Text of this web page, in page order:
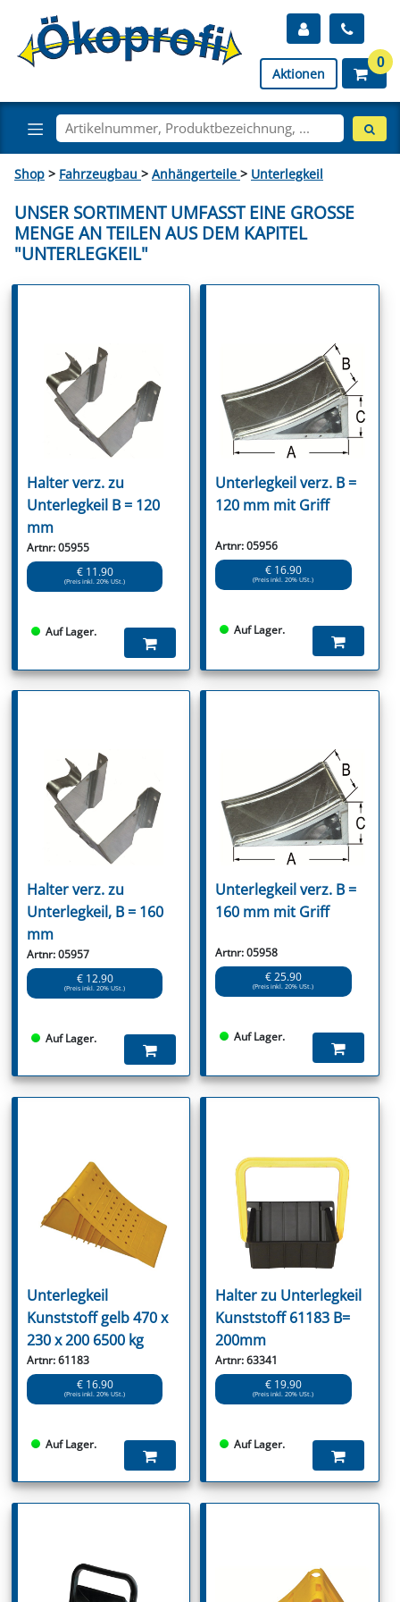
Aktionen
0
Shop > Fahrzeugbau > Anhängerteile > Unterlegkeil
UNSER SORTIMENT UMFASST EINE GROSSE M
ENGE AN TEILEN AUS DEM KAPITEL "
UNTERLEGKEIL"
Halter verz. zu
Unterlegkeil B = 120
mm
Artnr: 05955
€ 11.90
(Preis inkl. 20% USt.)
Auf Lager.
Unterlegkeil verz. B =
120 mm mit Griff
Artnr: 05956
€ 16.90
(Preis inkl. 20% USt.)
Auf Lager.
Halter verz. zu
Unterlegkeil, B = 160
mm
Artnr: 05957
€ 12.90
(Preis inkl. 20% USt.)
Auf Lager.
Unterlegkeil verz. B =
160 mm mit Griff
Artnr: 05958
€ 25.90
(Preis inkl. 20% USt.)
Auf Lager.
Unterlegkeil
Kunststoff gelb 470 x
230 x 200 6500 kg
Artnr: 61183
€ 16.90
(Preis inkl. 20% USt.)
Auf Lager.
Halter zu Unterlegkeil
Kunststoff 61183 B=
200mm
Artnr: 63341
€ 19.90
(Preis inkl. 20% USt.)
Auf Lager.